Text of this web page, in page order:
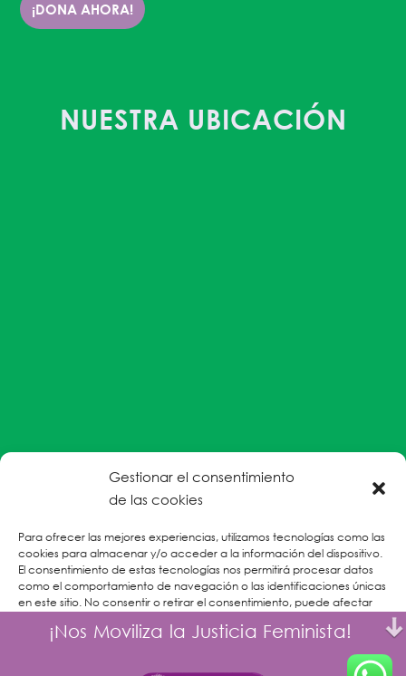
Gestionar el consentimiento
de las cookies
Para ofrecer las mejores experiencias, utilizamos tecnologías como las
cookies para almacenar y/o acceder a la información del dispositivo.
El consentimiento de estas tecnologías nos permitirá procesar datos
como el comportamiento de navegación o las identificaciones únicas
en este sitio. No consentir o retirar el consentimiento, puede afectar
Aceptar
¡DONA AHORA!
NUESTRA UBICACIÓN
#EnColectiva estamos comprometidas con la
parte del personal humanitario hacia personas
refugiadas, migrantes desplazadas internas y/o
victimas sobrevivientes de Violencias Basadas en
Género.
¡Nos Moviliza la Justicia Feminista!